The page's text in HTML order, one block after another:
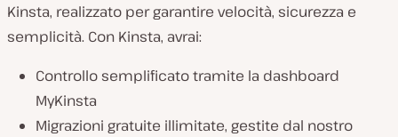
Kinsta, realizzato per garantire velocità, sicurezza e
semplicità. Con Kinsta, avrai:
Controllo semplificato tramite la dashboard
MyKinsta
Migrazioni gratuite illimitate, gestite dal nostro